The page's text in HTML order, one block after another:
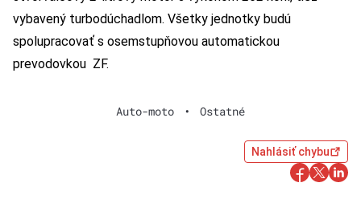
vybavený turbodúchadlom. Všetky jednotky budú
spolupracovať s osemstupňovou automatickou
prevodovkou ZF.
Auto-moto • Ostatné
Nahlásiť chybu